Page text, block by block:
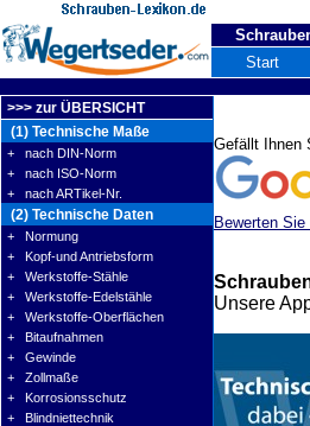
Start
>>> zur ÜBERSICHT
(1) Technische Maße
+ nach DIN-Norm
+ nach ISO-Norm
+ nach ARTikel-Nr.
(2) Technische Daten
+ Normung
+ Kopf-und Antriebsform
+ Werkstoffe-Stähle
+ Werkstoffe-Edelstähle
+ Werkstoffe-Oberflächen
+ Bitaufnahmen
+ Gewinde
+ Zollmaße
+ Korrosionsschutz
+ Blindniettechnik
Gefällt Ihnen
Bewerten
Unsere